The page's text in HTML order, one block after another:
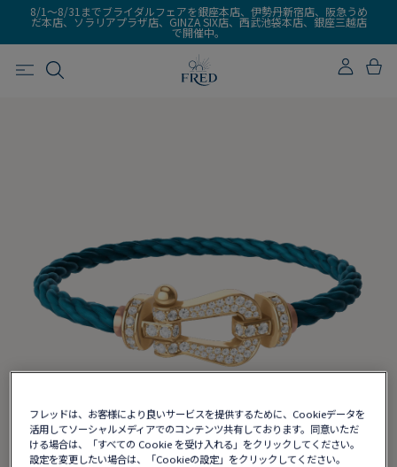
8/1～8/31までブライダルフェアを銀座本店、伊勢丹新宿店、阪急うめ
だ本店、ソラリアプラザ店、GINZA SIX店、西武池袋本店、銀座三越店
で開催中。
フレッドは、お客様により良いサービスを提供するために、Cookieデータを
活用してソーシャルメディアでのコンテンツ共有しております。同意いただ
ける場合は、「すべての Cookie を受け入れる」をクリックしてください。
設定を変更したい場合は、「Cookieの設定」をクリックしてください。